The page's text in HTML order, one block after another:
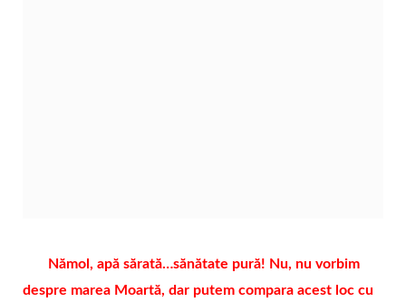
Nămol, apă sărată…sănătate pură! Nu, nu vorbim
despre marea Moartă, dar putem compara acest loc cu